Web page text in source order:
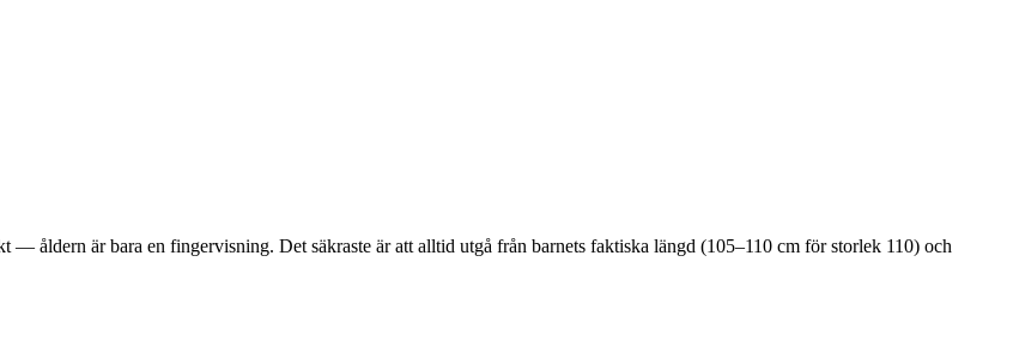
— åldern är bara en fingervisning. Det säkraste är att alltid utgå från barnets faktiska längd (105–110 cm för storlek 110) och